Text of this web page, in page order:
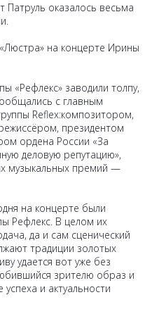
Патруль оказалось весьма
на концерте Ирины
«Рефлекс» заводили толпу,
с главным
Reflex:композитором,
президентом
ордена России «За
деловую репутацию»,
музыкальных премий —
на концерте были
Рефлекс. В целом их
да и сам сценический
традиции золотых
удается вот уже без
зрителю образ и
и актуальности